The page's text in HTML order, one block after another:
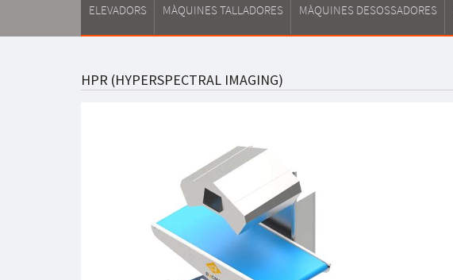
ELEVADORS MÀQUINES TALLADORES MÀQUINES DESOSSADORES
HPR (HYPERSPECTRAL IMAGING)